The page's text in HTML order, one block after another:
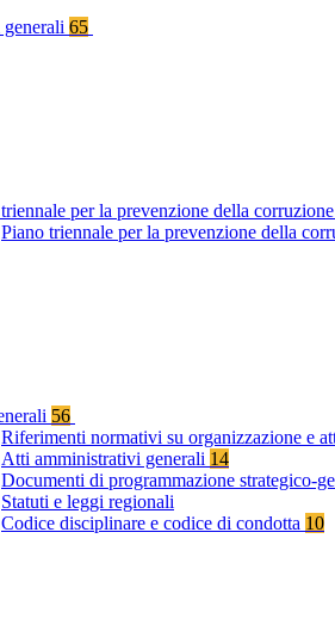
65
per la prevenzione della
Piano triennale per la prevenzione della
56
Riferimenti normativi su organizzazione e
Atti amministrativi generali 14
Documenti di programmazione strategico-
Statuti e leggi regionali
Codice disciplinare e codice di condotta 10